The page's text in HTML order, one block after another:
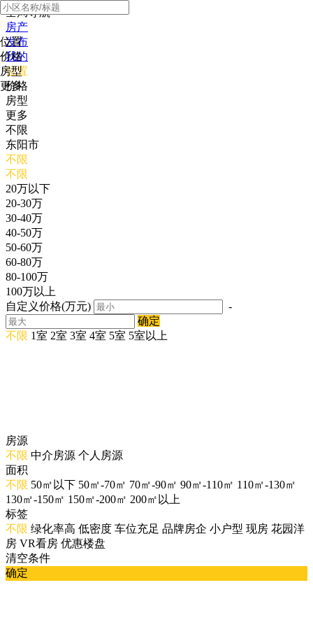
全局导航
房产
发布
我的
位置
价格
房型
更多
位置
价格
房型
更多
不限
东阳市
不限
不限
20万以下
20-30万
30-40万
40-50万
50-60万
60-80万
80-100万
100万以上
自定义价格(万元)
-
确定
不限 1室 2室 3室 4室 5室 5室以上
房源
不限 中介房源 个人房源
面积
不限 50㎡以下 50㎡-70㎡ 70㎡-90㎡ 90㎡-110㎡ 110㎡-130㎡
130㎡-150㎡ 150㎡-200㎡ 200㎡以上
标签
不限 绿化率高 低密度 车位充足 品牌房企 小户型 现房 花园洋
房 VR看房 优惠楼盘
清空条件
确定